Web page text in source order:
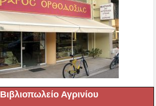
Βιβλιοπωλείο Αγρινίου